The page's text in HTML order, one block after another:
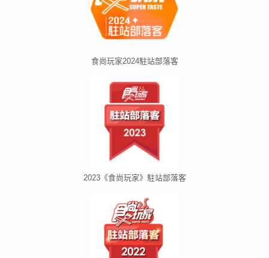
食尚玩家2024駐站部落客
2023《食尚玩家》駐站部落客